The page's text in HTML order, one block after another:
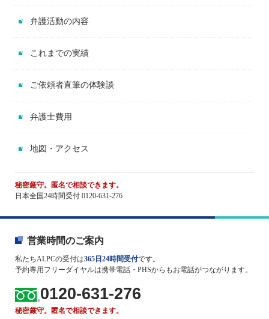
弁護活動の内容
これまでの実績
ご依頼者直筆の体験談
弁護士費用
地図・アクセス
秘密厳守。匿名で相談できます。
日本全国24時間受付 0120-631-276
営業時間のご案内
私たちALPCの受付は365日24時間受付です。
予約専用フリーダイヤルは携帯電話・PHSからもお電話がつながります。
0120-631-276
秘密厳守。匿名で相談できます。